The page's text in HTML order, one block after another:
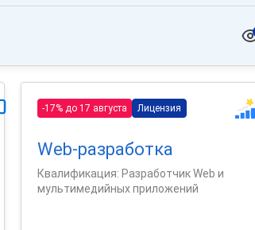
-17% до 17 августа Лицензия
Web-разработка
Квалификация: Разработчик Web и
мультимедийных приложений